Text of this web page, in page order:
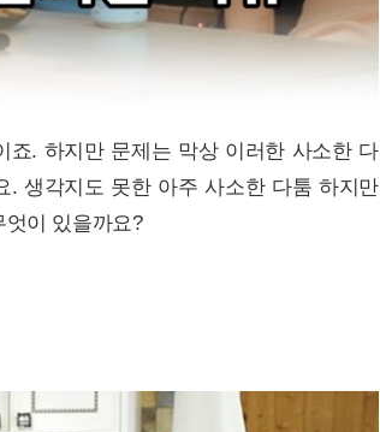
죠. 하지만 문제는 막상 이러한 사소한 다
. 생각지도 못한 아주 사소한 다툼 하지만
이 있을까요?